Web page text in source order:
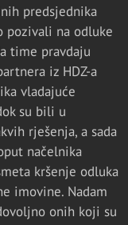
predsjednika
pozivali na odluke
time pravdaju
iz HDZ-a
vladajuće
su bili u
rješenja, a sada
načelnika
kršenje odluka
imovine. Nadam
onih koji su